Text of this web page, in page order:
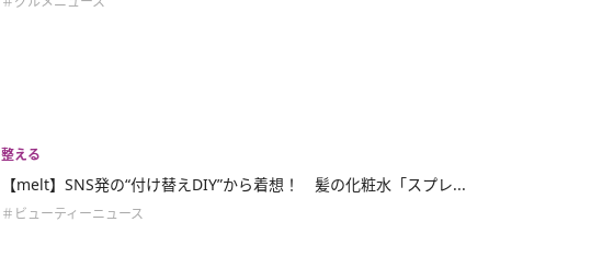
整える
【melt】SNS発の“付け替えDIY”から着想！ 髪の化粧水「スプレ...
＃ビューティーニュース